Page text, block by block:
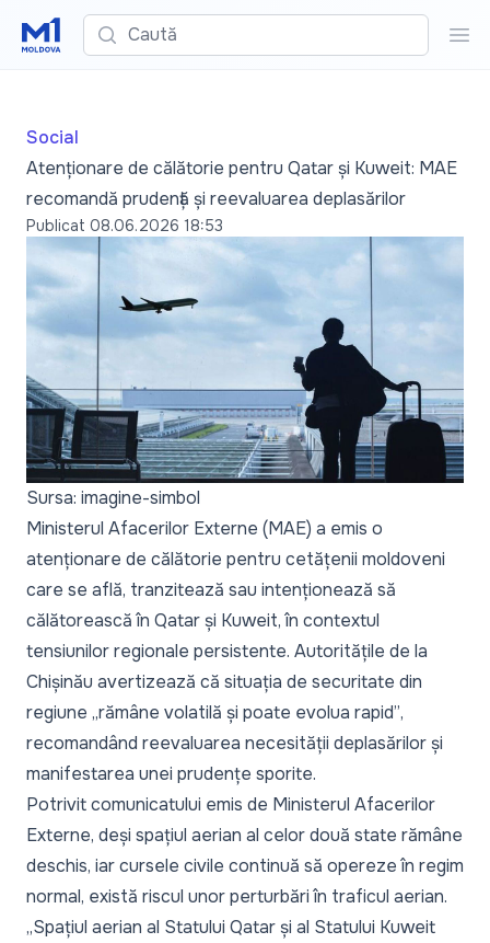
Caută
Social
Atenționare de călătorie pentru Qatar și Kuweit: MAE
recomandă prudență și reevaluarea deplasărilor
Publicat 08.06.2026 18:53
Sursa: imagine-simbol
Ministerul Afacerilor Externe (MAE) a emis o
atenționare de călătorie pentru cetățenii moldoveni
care se află, tranzitează sau intenționează să
călătorească în Qatar și Kuweit, în contextul
tensiunilor regionale persistente. Autoritățile de la
Chișinău avertizează că situația de securitate din
regiune „rămâne volatilă și poate evolua rapid”,
recomandând reevaluarea necesității deplasărilor și
manifestarea unei prudențe sporite.
Potrivit comunicatului emis de Ministerul Afacerilor
Externe, deși spațiul aerian al celor două state rămâne
deschis, iar cursele civile continuă să opereze în regim
normal, există riscul unor perturbări în traficul aerian.
„Spațiul aerian al Statului Qatar și al Statului Kuweit